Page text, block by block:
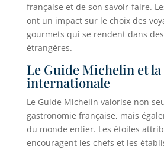
française et de son savoir-faire.
ont un impact sur le choix des
gourmets qui se rendent dans
étrangères.
Le Guide Michelin et
internationale
Le Guide Michelin valorise non
gastronomie française, mais
du monde entier. Les étoiles
encouragent les chefs et les